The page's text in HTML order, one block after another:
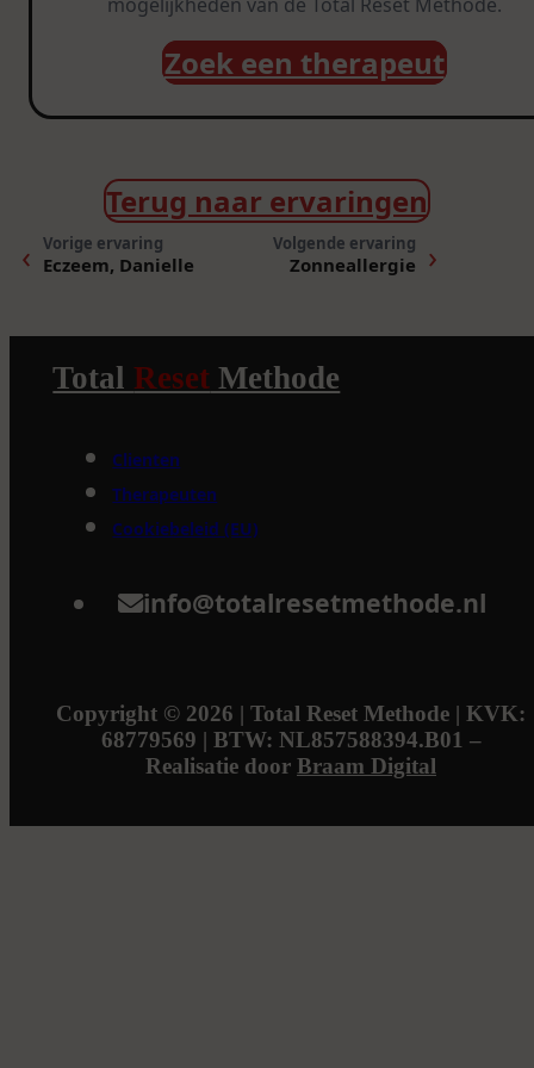
Zoek een therapeut
‹ Vorige ervaring
Eczeem, Danielle
Terug naar ervaringen
Volgende ervaring
Zonneallergie ›
TotalReset Methode
Clienten
Therapeuten
Cookiebeleid (EU)
info@totalresetmethode.nl
Copyright © 2026 | Total Reset Methode | KVK:
68779569 | BTW: NL857588394.B01 –
Realisatie door Braam Digital